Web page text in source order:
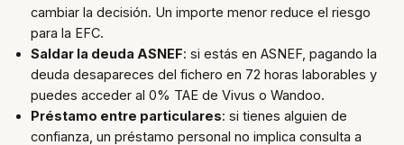
cambiar la decisión. Un importe menor reduce el riesgo
para la EFC.
Saldar la deuda ASNEF: si estás en ASNEF, pagando la
deuda desapareces del fichero en 72 horas laborables y
puedes acceder al 0% TAE de Vivus o Wandoo.
Préstamo entre particulares: si tienes alguien de
confianza, un préstamo personal no implica consulta a